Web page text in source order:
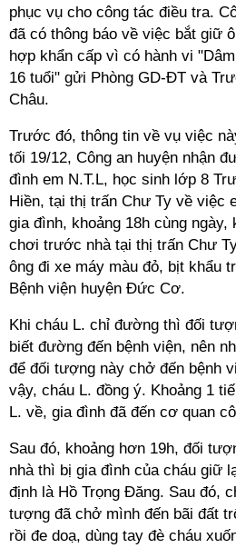
phục vụ cho công tác điều tra.
đã có thông báo về việc bắt giữ
hợp khẩn cấp vì có hành vi
16 tuổi" gửi Phòng GD-ĐT và
Châu.
Trước đó, thông tin về vụ việc
tối 19/12, Công an huyện nhận
đình em N.T.L, học sinh lớp 8
Hiền, tại thị trấn Chư Ty về việc
gia đình, khoảng 18h cùng ngày,
chơi trước nhà tại thị trấn Chư
ông đi xe máy màu đỏ, bịt khẩu
Bệnh viện huyện Đức Cơ.
Khi cháu L. chỉ đường thì đối
biết đường đến bệnh viện, nên
để đối tượng này chở đến bệnh
vậy, cháu L. đồng ý. Khoảng 1
L. về, gia đình đã đến cơ quan
Sau đó, khoảng hơn 19h, đối
nhà thì bị gia đình của cháu giữ
định là Hồ Trọng Đăng. Sau đó,
tượng đã chở mình đến bãi đất
rồi đe doạ, dùng tay đè cháu